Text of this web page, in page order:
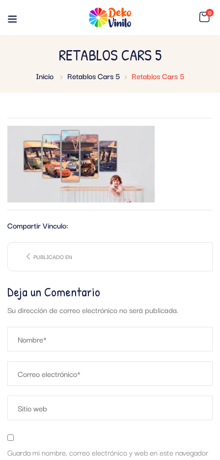
0
RETABLOS CARS 5
Inicio Retablos Cars 5 Retablos Cars 5
Compartir Vínculo:
PUBLICADO EN
Deja un Comentario
Su dirección de correo electrónico no será publicada.
Guarda mi nombre, correo electrónico y web en este navegador